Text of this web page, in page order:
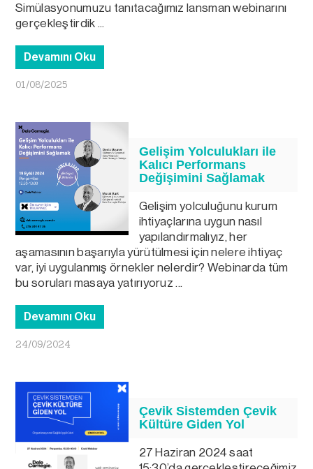
Simülasyonumuzu tanıtacağımız lansman webinarını
gerçekleştirdik ...
Devamını Oku
01/08/2025
Gelişim Yolculukları ile
Kalıcı Performans
Değişimini Sağlamak
Gelişim yolculuğunu kurum
ihtiyaçlarına uygun nasıl
yapılandırmalıyız, her
aşamasının başarıyla yürütülmesi için nelere ihtiyaç
var, iyi uygulanmış örnekler nelerdir? Webinarda tüm
bu soruları masaya yatırıyoruz ...
Devamını Oku
24/09/2024
Çevik Sistemden Çevik
Kültüre Giden Yol
27 Haziran 2024 saat